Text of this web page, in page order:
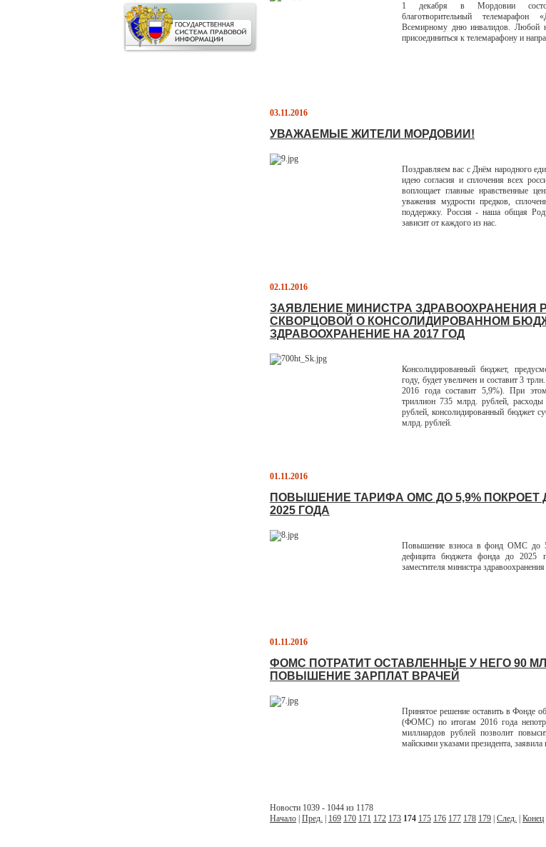
1 декабря в Мордовии
благотворительный
Всемирному дню инвалидов. Любой
присоединиться к телемарафону и
03.11.2016
УВАЖАЕМЫЕ ЖИТЕЛИ МОРДОВИИ!
Поздравляем вас с Днём народного
идею согласия и сплочения всех
воплощает главные нравственные
уважения мудрости предков,
поддержку. Россия - наша общая
зависит от каждого из нас.
02.11.2016
ЗАЯВЛЕНИЕ МИНИСТРА ЗДРАВООХРАНЕНИЯ
СКВОРЦОВОЙ О КОНСОЛИДИРОВАННОМ
ЗДРАВООХРАНЕНИЕ НА 2017 ГОД
Консолидированный бюджет,
году, будет увеличен и составит 3
2016 года составит 5,9%). При
триллион 735 млрд. рублей,
рублей, консолидированный бюджет
млрд. рублей.
01.11.2016
ПОВЫШЕНИЕ ТАРИФА ОМС ДО 5,9%
2025 ГОДА
Повышение взноса в фонд ОМС до
дефицита бюджета фонда до 2025
заместителя министра
01.11.2016
ФОМС ПОТРАТИТ ОСТАВЛЕННЫЕ У НЕГО 90
ПОВЫШЕНИЕ ЗАРПЛАТ ВРАЧЕЙ
Принятое решение оставить в Фонде
(ФОМС) по итогам 2016 года
миллиардов рублей позволит
майскими указами президента,
Новости 1039 - 1044 из 1178
Начало Пред. 169 170 171 172 173 174 175 176 177 178 179 След. Конец